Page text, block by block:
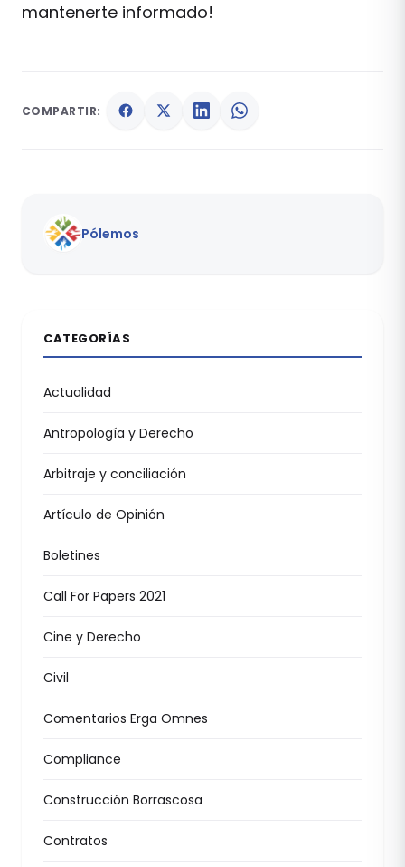
mantenerte informado!
COMPARTIR:
Pólemos
CATEGORÍAS
Actualidad
Antropología y Derecho
Arbitraje y conciliación
Artículo de Opinión
Boletines
Call For Papers 2021
Cine y Derecho
Civil
Comentarios Erga Omnes
Compliance
Construcción Borrascosa
Contratos